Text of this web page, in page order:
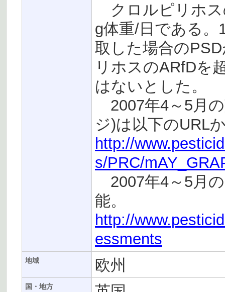
クロルピリホス
g体重/日である
取した場合の
リホスのARfDを
はないとした。
2007年4～5月
ジ)は以下のURL
http://
s/PRC/
2007年4～5月
能。
http://
essments
地域 欧州
国・地方